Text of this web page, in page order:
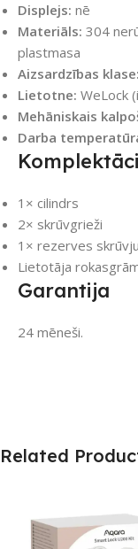
Displejs: nē
Materiāls: 304
plastmasa
Aizsardzības klase:
Lietotne: WeLock
Mehāniskais
Darba
1× cilindrs
2× skrūvgrieži
1× rezerves
Lietotāja
Garantija
24 mēneši.
Related